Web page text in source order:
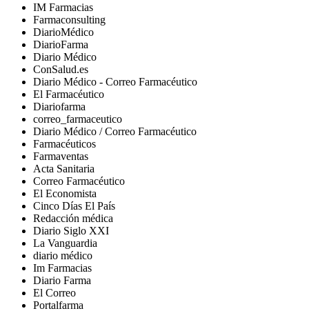
IM Farmacias
Farmaconsulting
DiarioMédico
DiarioFarma
Diario Médico
ConSalud.es
Diario Médico - Correo Farmacéutico
El Farmacéutico
Diariofarma
correo_farmaceutico
Diario Médico / Correo Farmacéutico
Farmacéuticos
Farmaventas
Acta Sanitaria
Correo Farmacéutico
El Economista
Cinco Días El País
Redacción médica
Diario Siglo XXI
La Vanguardia
diario médico
Im Farmacias
Diario Farma
El Correo
Portalfarma